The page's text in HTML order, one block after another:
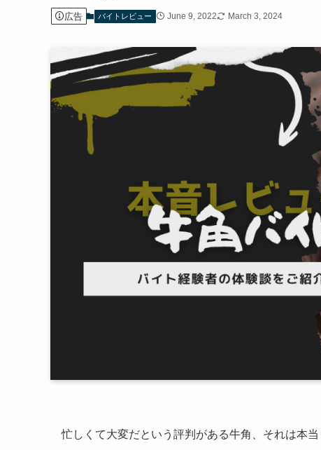
広告 バイトレビュー June 9, 2022 March 3, 2024
忙しくて大変だという評判がある牛角、それは本当